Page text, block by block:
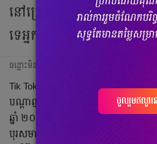
នៅក្រោយភាពល្បីល្បាញរបស់
ទេអ្នកណាបង្កើតឡើង និងមា
ចន្លោះមិនឃើញ
Tik Tok ឬ​ឲ្យ​ឈ្មោះ​ម្យ៉ាង​ទៀត Douyin ជ
បណ្តាញ​សង្គម​របស់​ប្រទេស​ចិន ដែល​បាន​ប្
ឆ្នាំ ២០១៦ ដោយ​ស្ថាបនិក​ក្រុមហ៊ុន
បុរស​មាន​ទ្រព្យសម្បត្តិ ៤ ពាន់​លាន​ដុល្លារ​
ចូលរួមឥលូវន